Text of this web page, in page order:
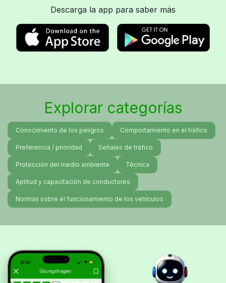
Descarga la app para saber más
Explorar categorías
Conocimiento de los peligros Comportamiento en el tráfico
Preferencia / prioridad Señales de tráfico
Protección del medio ambiente Técnica
Aptitud y capacitación de conductores
Normas sobre el funcionamiento de los vehículos